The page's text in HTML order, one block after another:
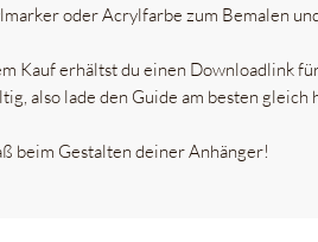
oder Acrylfarbe zum Bemalen
Kauf erhältst du einen Downloadlink
also lade den Guide am besten gleich
beim Gestalten deiner Anhänger!